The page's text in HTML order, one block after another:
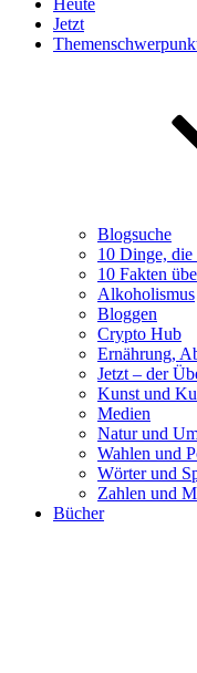
Heute
Jetzt
Blogsuche
10 Dinge,
10 Fakten
Alkoholismus
Bloggen
Crypto Hub
Ernährung,
Jetzt – der
Kunst und
Medien
Natur und
Wahlen und
Wörter und
Zahlen und
Bücher